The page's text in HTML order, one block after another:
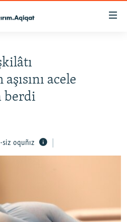
acele
berdi
siz oquñız